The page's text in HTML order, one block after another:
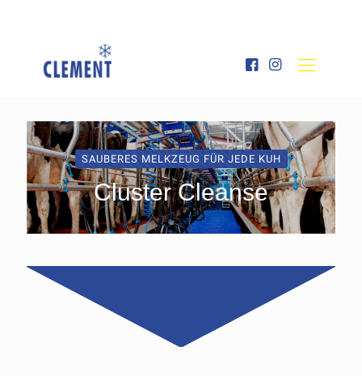
SAUBERES MELKZEUG FÜR JEDE KUH
Cluster Cleanse